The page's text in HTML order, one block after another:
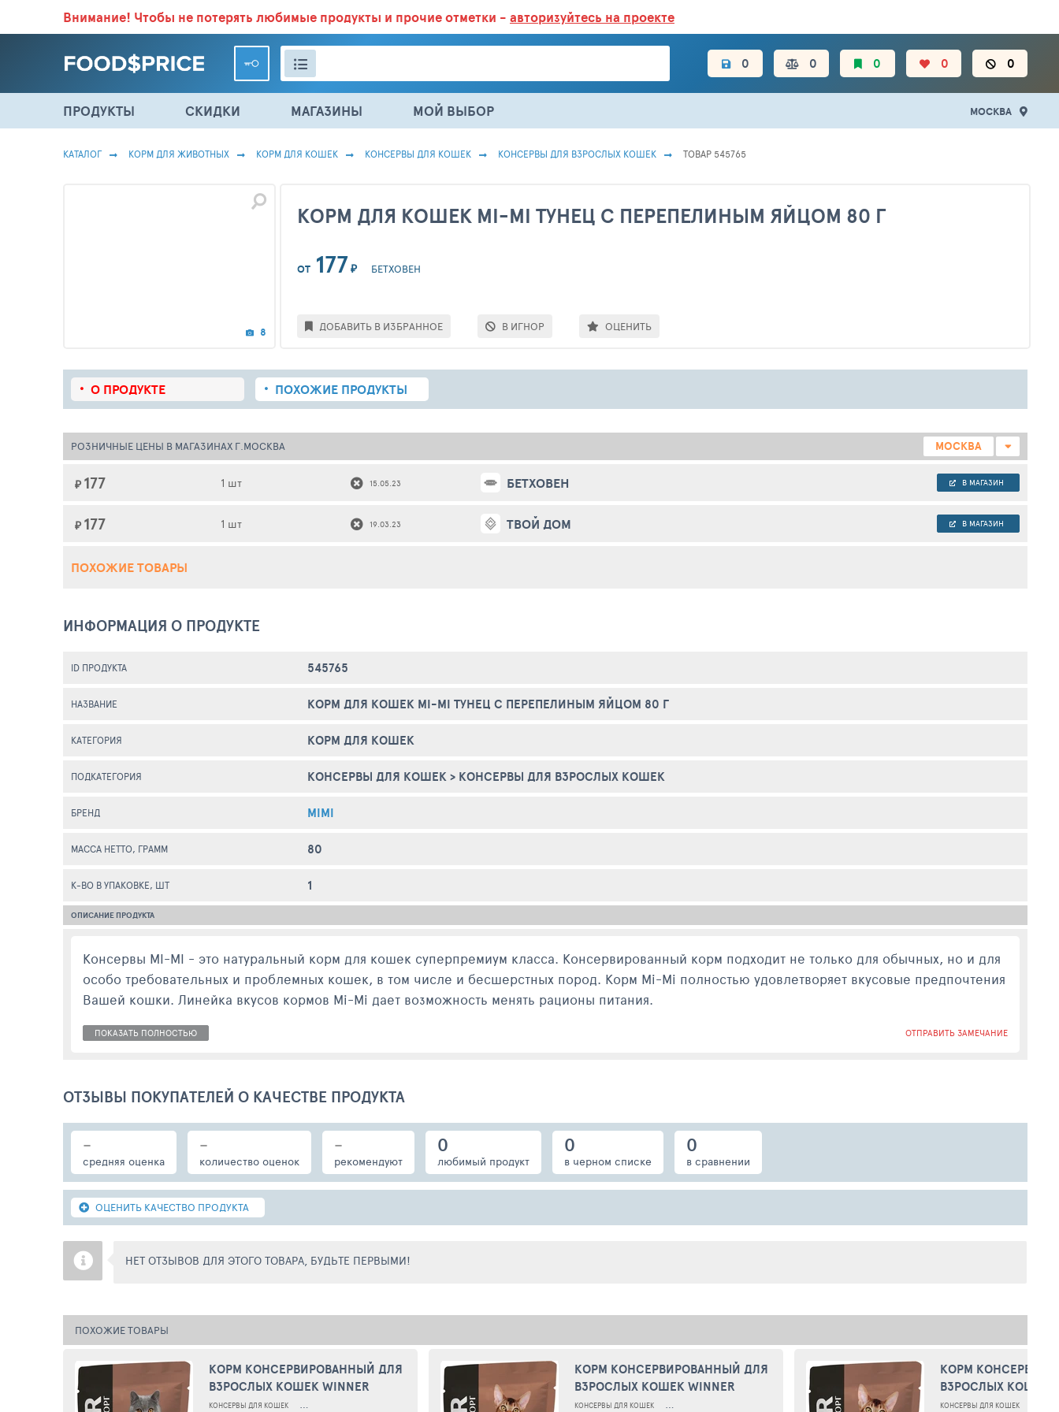
ВСЕ СКИДКИ И ВЫГОДНЫЕ ЦЕНЫ НА ПРОДУКТЫ В МАГАЗИНАХ.БОЛЬШЕ 100 000 ТОВАРОВ. ЕЖЕДНЕВНОЕ ОБНОВЛЕНИЕ ЦЕН.
Внимание! Чтобы не потерять любимые продукты и прочие отметки - авторизуйтесь на проекте
0 0 0 0 0
ПРОДУКТЫ СКИДКИ МАГАЗИНЫ МОЙ ВЫБОР МОСКВА
КАТАЛОГ КОРМ ДЛЯ ЖИВОТНЫХ КОРМ ДЛЯ КОШЕК КОНСЕРВЫ ДЛЯ КОШЕК КОНСЕРВЫ ДЛЯ ВЗРОСЛЫХ КОШЕК ТОВАР 545765
КОРМ ДЛЯ КОШЕК MI-MI ТУНЕЦ С ПЕРЕПЕЛИНЫМ ЯЙЦОМ 80 Г
8
ОТ 177₽ БЕТХОВЕН
ДОБАВИТЬ В ИЗБРАННОЕ В ИГНОР ОЦЕНИТЬ
О ПРОДУКТЕ ПОХОЖИЕ ПРОДУКТЫ
РОЗНИЧНЫЕ ЦЕНЫ В МАГАЗИНАХ Г.МОСКВА МОСКВА
₽ 177 1 шт 15.05.23 БЕТХОВЕН В МАГАЗИН
₽ 177 1 шт 19.03.23 ТВОЙ ДОМ В МАГАЗИН
ПОХОЖИЕ ТОВАРЫ
ИНФОРМАЦИЯ О ПРОДУКТЕ
ID ПРОДУКТА 545765
НАЗВАНИЕ КОРМ ДЛЯ КОШЕК MI-MI ТУНЕЦ С ПЕРЕПЕЛИНЫМ ЯЙЦОМ 80 Г
КАТЕГОРИЯ КОРМ ДЛЯ КОШЕК
ПОДКАТЕГОРИЯ КОНСЕРВЫ ДЛЯ КОШЕК> КОНСЕРВЫ ДЛЯ ВЗРОСЛЫХ КОШЕК
БРЕНД MIMI
МАССА НЕТТО, ГРАММ 80
К-ВО В УПАКОВКЕ, ШТ 1
ОПИСАНИЕ ПРОДУКТА
Консервы MI-MI - это натуральный корм для кошек суперпремиум класса. Консервированный корм подходит не только для обычных, но и для
особо требовательных и проблемных кошек, в том числе и бесшерстных пород. Корм Mi-Mi полностью удовлетворяет вкусовые предпочтения
Вашей кошки. Линейка вкусов кормов Mi-Mi дает возможность менять рационы питания.
ПОКАЗАТЬ ПОЛНОСТЬЮ ОТПРАВИТЬ ЗАМЕЧАНИЕ
ОТЗЫВЫ ПОКУПАТЕЛЕЙ О КАЧЕСТВЕ ПРОДУКТА
-
средняя оценка
-
количество оценок
-
рекомендуют
0
любимый продукт
0
в черном списке
0
в сравнении
ОЦЕНИТЬ КАЧЕСТВО ПРОДУКТА
НЕТ ОТЗЫВОВ ДЛЯ ЭТОГО ТОВАРА, БУДЬТЕ ПЕРВЫМИ!
ПОХОЖИЕ ТОВАРЫ
КОРМ КОНСЕРВИРОВАННЫЙ ДЛЯ
ВЗРОСЛЫХ КОШЕК WINNER
EXTRA MEAT ТЕЛЯТИНА В ЖЕЛЕ,
КОНСЕРВЫ ДЛЯ КОШЕК КОНСЕРВЫ ДЛЯ ВЗРОСЛЫХ КОШЕК
КОРМ КОНСЕРВИРОВАННЫЙ ДЛЯ
ВЗРОСЛЫХ КОШЕК WINNER
EXTRA MEAT ГОВЯДИНА BLACK
КОНСЕРВЫ ДЛЯ КОШЕК КОНСЕРВЫ ДЛЯ ВЗРОСЛЫХ КОШЕК
КОРМ
ВЗРОСЛЫХ КОШЕК
EXTRA MEAT
КОНСЕРВЫ ДЛЯ КОШЕК